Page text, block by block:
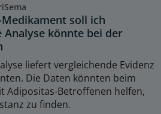
soll ich
Analyse könnte bei der
liefert vergleichende Evidenz
Die Daten könnten beim
Adipositas-Betroffenen helfen,
zu finden.